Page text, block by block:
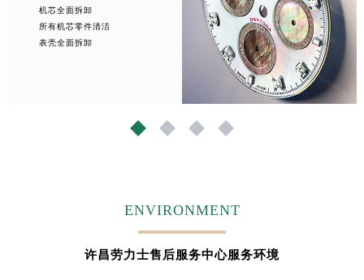
安徽省芜湖市镜湖区中山路步行街劳力士售后服务中心（需提前预约）
安徽省宣城市宣州区叠嶂西路劳力士售后服务中心（需提前预约）
福建省龙岩市新罗区九一南路劳力士售后服务中心（需提前预约）
福建省南平市建阳区人民西路劳力士售后服务中心（需提前预约）
福建省宁德市蕉城区天湖东路劳力士售后服务中心（需提前预约）
机芯全面拆卸
所有机芯零件清洁
表壳全面拆卸
1 2 3 4
ENVIRONMENT
许昌劳力士售后服务中心服务环境